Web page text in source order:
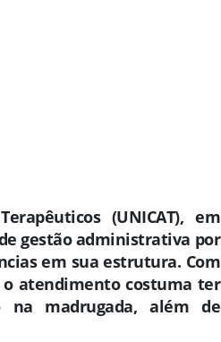
(UNICAT), em
gestão administrativa por
em sua estrutura. Com
atendimento costuma ter
madrugada, além de